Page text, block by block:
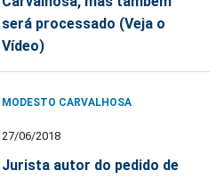
será processado (Veja o
Vídeo)
MODESTO CARVALHOSA
27/06/2018
Jurista autor do pedido de